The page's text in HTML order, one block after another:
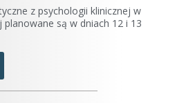
z psychologii klinicznej w
planowane są w dniach 12 i 13